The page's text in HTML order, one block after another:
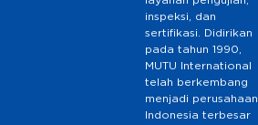
inspeksi, dan
sertifikasi. Didirikan
pada tahun 1990,
MUTU International
telah berkembang
menjadi perusahaan
Indonesia terbesar